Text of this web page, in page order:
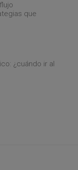
que
¿cuándo ir al